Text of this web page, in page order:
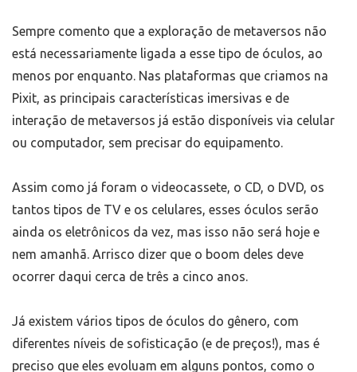
Sempre comento que a exploração de metaversos não
está necessariamente ligada a esse tipo de óculos, ao
menos por enquanto. Nas plataformas que criamos na
Pixit, as principais características imersivas e de
interação de metaversos já estão disponíveis via celular
ou computador, sem precisar do equipamento.
Assim como já foram o videocassete, o CD, o DVD, os
tantos tipos de TV e os celulares, esses óculos serão
ainda os eletrônicos da vez, mas isso não será hoje e
nem amanhã. Arrisco dizer que o boom deles deve
ocorrer daqui cerca de três a cinco anos.
Já existem vários tipos de óculos do gênero, com
diferentes níveis de sofisticação (e de preços!), mas é
preciso que eles evoluam em alguns pontos, como o